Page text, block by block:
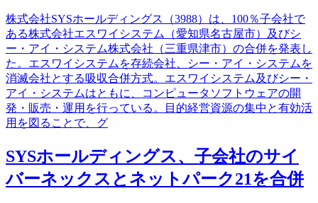
株式会社SYSホールディングス（3988）は、100％子会社で
ある株式会社エスワイシステム（愛知県名古屋市）及びシ
ー・アイ・システム株式会社（三重県津市）の合併を発表し
た。エスワイシステムを存続会社、シー・アイ・システムを
消滅会社とする吸収合併方式。エスワイシステム及びシー・
アイ・システムはともに、コンピュータソフトウェアの開
発・販売・運用を行っている。目的経営資源の集中と有効活
用を図ることで、グ
SYSホールディングス、子会社のサイ
バーネックスとネットパーク21を合併